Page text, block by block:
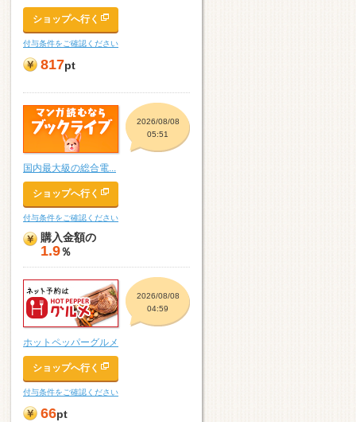
ショップへ行く
付与条件をご確認ください
817pt
2026/08/08
05:51
国内最大級の総合電...
ショップへ行く
付与条件をご確認ください
購入金額の
1.9％
2026/08/08
04:59
ホットペッパーグルメ
ショップへ行く
付与条件をご確認ください
66pt